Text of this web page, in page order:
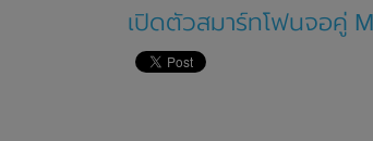
เปิดตัวสมาร์ทโฟนจอคู่